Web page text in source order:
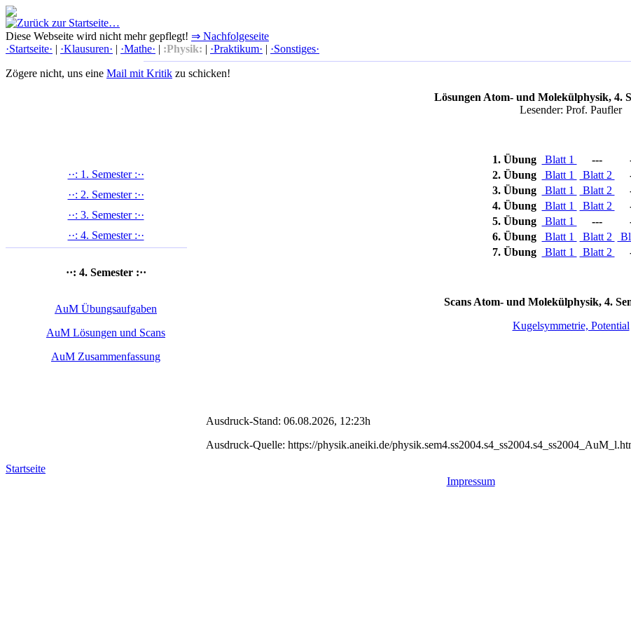
Diese Webseite wird nicht mehr gepflegt! ⇒ Nachfolgeseite
·Startseite· | ·Klausuren· | ·Mathe· | :Physik: | ·Praktikum· | ·Sonstiges·
Zögere nicht, uns eine Mail mit Kritik zu schicken!
··: 1. Semester :··
··: 2. Semester :··
··: 3. Semester :··
··: 4. Semester :··
··: 4. Semester :··
AuM Übungsaufgaben
AuM Lösungen und Scans
AuM Zusammenfassung
Lösungen Atom- und Molekülphysik, 4.
Lesender: Prof. Paufler
1. Übung Blatt 1 ---
2. Übung
Blatt 1 Blatt 2
3. Übung
Blatt 1 Blatt 2
4. Übung
Blatt 1 Blatt 2
5. Übung
Blatt 1 ---
6. Übung
Blatt 1 Blatt 2
7. Übung
Blatt 1 Blatt 2
Scans Atom- und Molekülphysik, 4.
Kugelsymmetrie, Potential
Ausdruck-Stand: 06.08.2026, 12:23h
Ausdruck-Quelle: https://physik.aneiki.de/
Startseite
Impressum